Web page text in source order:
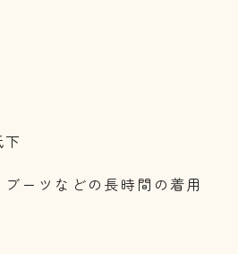
ーツなどの長時間の着用